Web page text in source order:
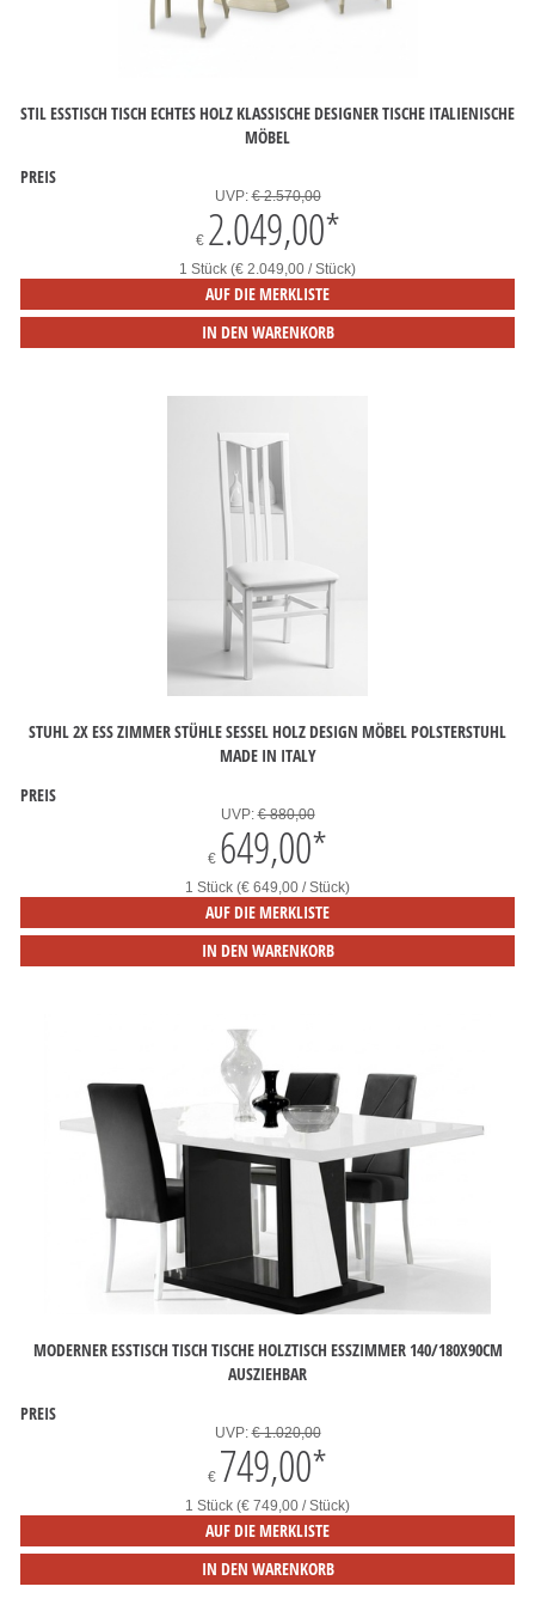
STIL ESSTISCH TISCH ECHTES HOLZ KLASSISCHE DESIGNER TISCHE ITALIENISCHE
MÖBEL
PREIS
UVP:€ 2.570,00
€ 2.049,00*
1 Stück (€ 2.049,00 / Stück)
AUF DIE MERKLISTE
IN DEN WARENKORB
STUHL 2X ESS ZIMMER STÜHLE SESSEL HOLZ DESIGN MÖBEL POLSTERSTUHL
MADE IN ITALY
PREIS
UVP:€ 880,00
€ 649,00*
1 Stück (€ 649,00 / Stück)
AUF DIE MERKLISTE
IN DEN WARENKORB
MODERNER ESSTISCH TISCH TISCHE HOLZTISCH ESSZIMMER 140/180X90CM
AUSZIEHBAR
PREIS
UVP:€ 1.020,00
€ 749,00*
1 Stück (€ 749,00 / Stück)
AUF DIE MERKLISTE
IN DEN WARENKORB